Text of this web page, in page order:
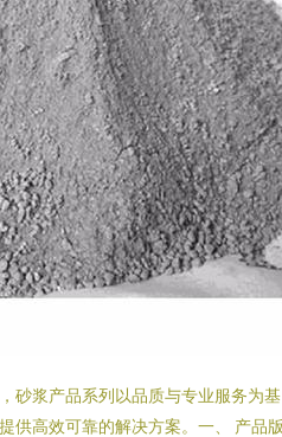
砂浆产品系列以品质与专业服务为基
供高效可靠的解决方案。一、 产品